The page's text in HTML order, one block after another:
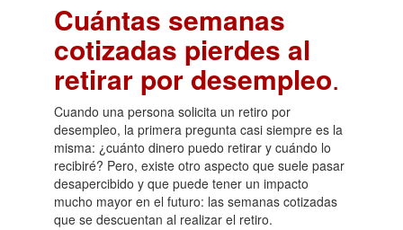
Cuántas semanas
cotizadas pierdes al
retirar por desempleo.
Cuando una persona solicita un retiro por
desempleo, la primera pregunta casi siempre es la
misma: ¿cuánto dinero puedo retirar y cuándo lo
recibiré? Pero, existe otro aspecto que suele pasar
desapercibido y que puede tener un impacto
mucho mayor en el futuro: las semanas cotizadas
que se descuentan al realizar el retiro.